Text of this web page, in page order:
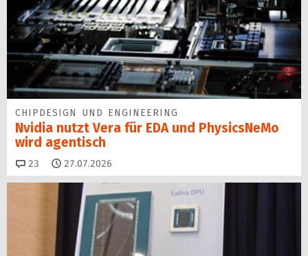
CHIPDESIGN UND ENGINEERING
Nvidia nutzt Vera für EDA und PhysicsNeMo
wird agentisch
23 Kommentare
27.07.2026